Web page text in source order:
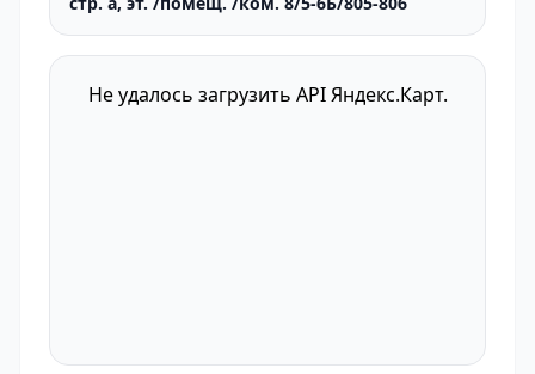
Не удалось загрузить API Яндекс.Карт.